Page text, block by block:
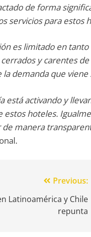
de forma
servicios para estos
es limitado en
y carentes
demanda que
está activando y
estos hoteles.
manera
Previous:
Latinoamérica y Chile
repunta